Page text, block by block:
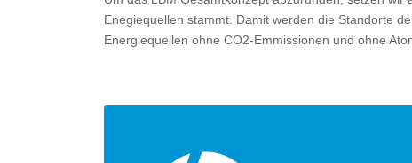
Enegiequellen stammt. Damit werden die Standorte
Energiequellen ohne CO2-Emmissionen und ohne